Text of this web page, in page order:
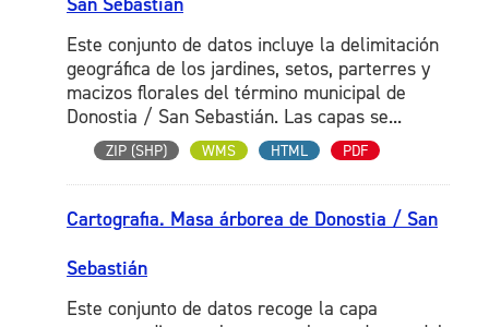
Este conjunto de datos incluye la delimitación
geográfica de los jardines, setos, parterres y
macizos florales del término municipal de
Donostia / San Sebastián. Las capas se...
ZIP (SHP) WMS HTML PDF
Cartografia. Masa árborea de Donostia / San
Sebastián
Este conjunto de datos recoge la capa